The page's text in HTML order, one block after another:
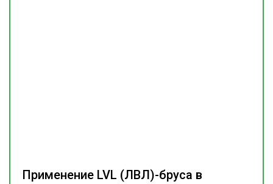
Применение LVL (ЛВЛ)-бруса в